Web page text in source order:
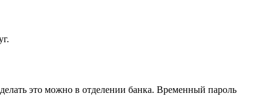
это можно в отделении банка. Временный пароль